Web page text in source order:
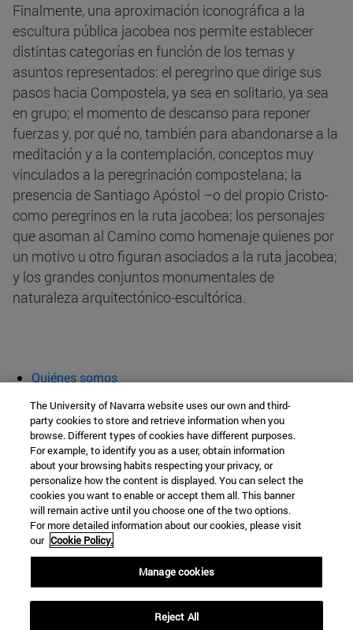
Finalmente, una aproximación iconográfica a la
escultura pública jacobea nos permite establecer
distintas categorías en función de los temas y
asuntos representados: el peregrino que dirige sus
pasos hacia Compostela, ya sea en solitario, ya sea
en grupo; el momento de descanso para reponer
fuerzas y, por qué no, también para abandonarse a la
meditación y a la contemplación, conceptos muy
vinculados a la peregrinación compostelana; la
presencia de Santiago Apóstol –o del propio Cristo-
como peregrinos en la ruta jacobea; los personajes
que asoman al Camino como homenaje quienes por
un motivo u otro figuran asociados a la ruta jacobea;
y los grandes conjuntos monumentales de
naturaleza arquitectónico-escultórica.
Quiénes somos
Aula abierta
Cátedra de Patrimonio y Arte Navarro
Facultad de Filosofía y Letras
Campus Universitario s/n
Navarra
España
The University of Navarra website uses our own and third-
party cookies to store and retrieve information when you
browse. Different types of cookies have different purposes.
For example, to identify you as a user, obtain information
about your browsing habits respecting your privacy, or
personalize how the content is displayed. You can select the
cookies you want to enable or accept them all. This banner
will remain active until you choose one of the two options.
For more detailed information about our cookies, please visit
our Cookie Policy.
Manage cookies
Reject All